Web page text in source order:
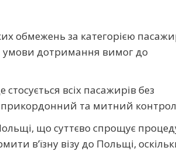
обмежень за категорією
умови дотримання вимог до
всіх пасажирів без
прикордонний та митний
що суттєво спрощує
в’їзну візу до Польщі,